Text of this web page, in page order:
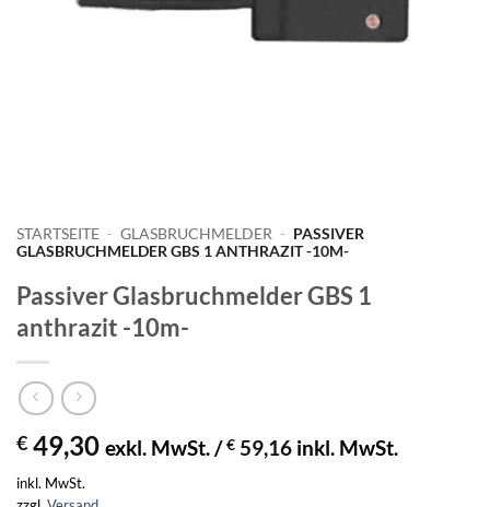
STARTSEITE - GLASBRUCHMELDER - PASSIVER
GLASBRUCHMELDER GBS 1 ANTHRAZIT -10M-
Passiver Glasbruchmelder GBS 1
anthrazit -10m-
€ 49,30 exkl. MwSt. /€ 59,16 inkl. MwSt.
inkl. MwSt.